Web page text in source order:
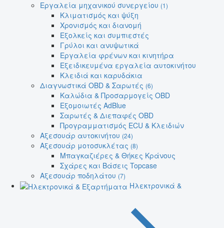
Εργαλεία μηχανικού συνεργείου (1)
Κλιματισμός και ψύξη
Χρονισμός και διανομή
Εξολκείς και συμπιεστές
Γρύλοι και ανυψωτικά
Εργαλεία φρένων και κινητήρα
Εξειδικευμένα εργαλεία αυτοκινήτου
Κλειδιά και καρυδάκια
Διαγνωστικά OBD & Σαρωτές (6)
Καλώδια & Προσαρμογείς OBD
Εξομοιωτές AdBlue
Σαρωτές & Διεπαφές OBD
Προγραμματισμός ECU & Κλειδιών
Αξεσουάρ αυτοκινήτου (24)
Αξεσουάρ μοτοσυκλέτας (8)
Μπαγκαζιέρες & Θήκες Κράνους
Σχάρες και Βάσεις Topcase
Αξεσουάρ ποδηλάτου (7)
Ηλεκτρονικά &